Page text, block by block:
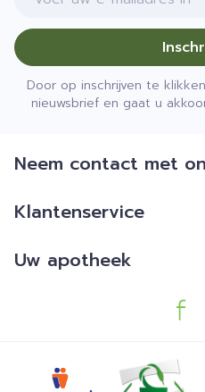
Door op inschrijven te
nieuwsbrief en gaat u
Neem contact met
Klantenservice
Uw apotheek